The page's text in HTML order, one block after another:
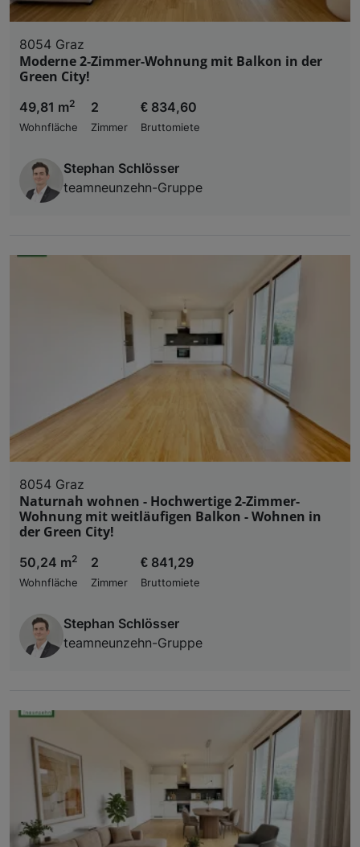
8054 Graz
Moderne 2-Zimmer-Wohnung mit Balkon in der
Green City!
49,81 m2
Wohnfläche
2
Zimmer
€ 834,60
Bruttomiete
Stephan Schlösser
teamneunzehn-Gruppe
8054 Graz
Naturnah wohnen - Hochwertige 2-Zimmer-
Wohnung mit weitläufigen Balkon - Wohnen in
der Green City!
50,24 m2
Wohnfläche
2
Zimmer
€ 841,29
Bruttomiete
Stephan Schlösser
teamneunzehn-Gruppe